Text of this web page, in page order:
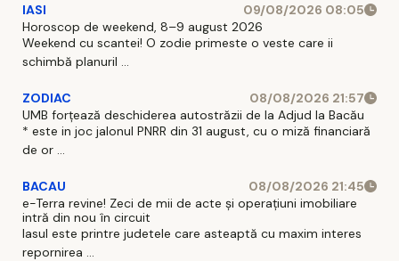
IASI
09/08/2026 08:05
Horoscop de weekend, 8–9 august 2026
Weekend cu scantei! O zodie primeste o veste care ii
schimbă planuril ...
ZODIAC
08/08/2026 21:57
UMB forțează deschiderea autostrăzii de la Adjud la Bacău
* este in joc jalonul PNRR din 31 august, cu o miză financiară
de or ...
BACAU
08/08/2026 21:45
e-Terra revine! Zeci de mii de acte și operațiuni imobiliare
intră din nou în circuit
Iasul este printre judetele care asteaptă cu maxim interes
repornirea ...